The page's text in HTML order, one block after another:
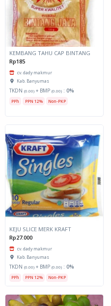
KEMBANG TAHU CAP BINTANG
Rp185
cv. dady makmur
Kab. Banyumas
TKDN (0.00) + BMP (0.00) : 0%
PPh PPN 12% Non-PKP
KEJU SLICE MERK KRAFT
Rp27.000
cv. dady makmur
Kab. Banyumas
TKDN (0.00) + BMP (0.00) : 0%
PPh PPN 12% Non-PKP